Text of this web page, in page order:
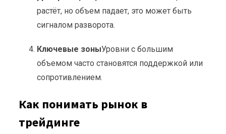
растёт, но объем падает, это может быть
сигналом разворота.
Ключевые зоныУровни с большим
объемом часто становятся поддержкой или
сопротивлением.
Как понимать рынок в
трейдинге